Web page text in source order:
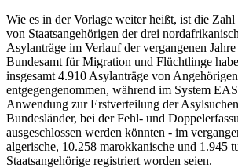
Wie es in der Vorlage weiter heißt, ist die
von Staatsangehörigen der drei
Asylanträge im Verlauf der vergangenen
Bundesamt für Migration und Flüchtlinge
insgesamt 4.910 Asylanträge von
entgegengenommen, während im System
Anwendung zur Erstverteilung der
Bundesländer, bei der Fehl- und
ausgeschlossen werden könnten - im
algerische, 10.258 marokkanische und 1.945
Staatsangehörige registriert worden seien.